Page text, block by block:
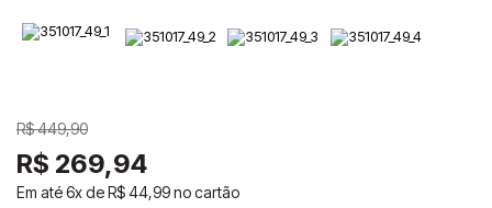
R$449,90
R$ 269,94
Em até6x deR$44,99no cartão